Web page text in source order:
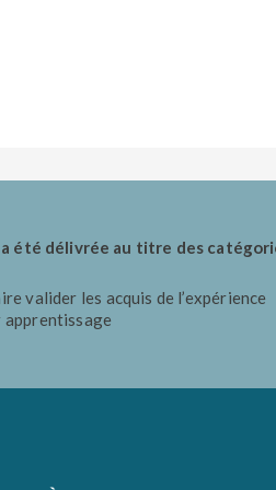
été délivrée au titre des
valider les acquis de l’expérience